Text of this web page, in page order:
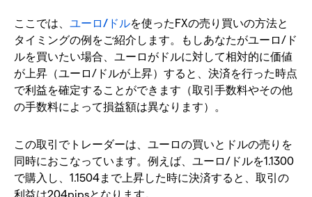
ここでは、 ユーロ/ドルを使ったFXの売り買いの方法と
タイミングの例をご紹介します。もしあなたがユーロ/ド
ルを買いたい場合、ユーロがドルに対して相対的に価値
が上昇（ユーロ/ドルが上昇）すると、決済を行った時点
で利益を確定することができます（取引手数料やその他
の手数料によって損益額は異なります）。
この取引でトレーダーは、ユーロの買いとドルの売りを
同時におこなっています。例えば、ユーロ/ドルを1.1300
で購入し、1.1504まで上昇した時に決済すると、取引の
利益は204pipsとなります。